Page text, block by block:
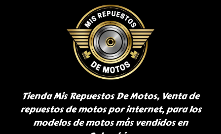
Tienda Mis Repuestos De Motos, Venta de
repuestos de motos por internet, para los
modelos de motos más vendidos en